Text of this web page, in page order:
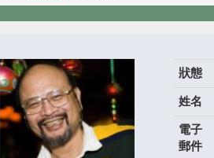
狀態
姓名
電子
郵件